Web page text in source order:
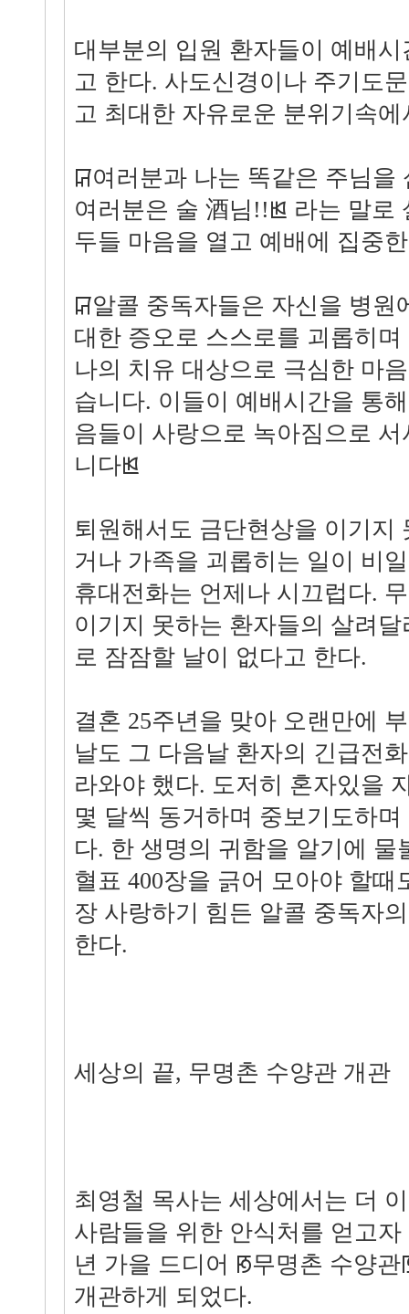
대부분의 입원 환자들이 예배
고 한다. 사도신경이나 주기도
고 최대한 자유로운 분위기속
ꡒ여러분과 나는 똑같은 주님을
여러분은 술 酒님!!ꡓ 라는 말로
두들 마음을 열고 예배에 집중
ꡒ알콜 중독자들은 자신을 병원
대한 증오로 스스로를 괴롭히
나의 치유 대상으로 극심한 마
습니다. 이들이 예배시간을 통
음들이 사랑으로 녹아짐으로
니다ꡓ
퇴원해서도 금단현상을 이기지
거나 가족을 괴롭히는 일이 비
휴대전화는 언제나 시끄럽다.
이기지 못하는 환자들의 살려
로 잠잠할 날이 없다고 한다.
결혼 25주년을 맞아 오랜만에
날도 그 다음날 환자의 긴급전
라와야 했다. 도저히 혼자있을
몇 달씩 동거하며 중보기도하
다. 한 생명의 귀함을 알기에 물
혈표 400장을 긁어 모아야 할때
장 사랑하기 힘든 알콜 중독자
한다.
세상의 끝, 무명촌 수양관 개관
최영철 목사는 세상에서는 더
사람들을 위한 안식처를 얻고
년 가을 드디어 ꡐ무명촌 수양
개관하게 되었다.